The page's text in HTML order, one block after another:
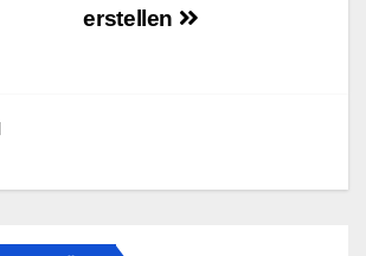
erstellen